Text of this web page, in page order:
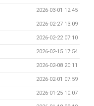
2026-03-01 12:45
2026-02-27 13:09
2026-02-22 07:10
2026-02-15 17:54
2026-02-08 20:11
2026-02-01 07:59
2026-01-25 10:07